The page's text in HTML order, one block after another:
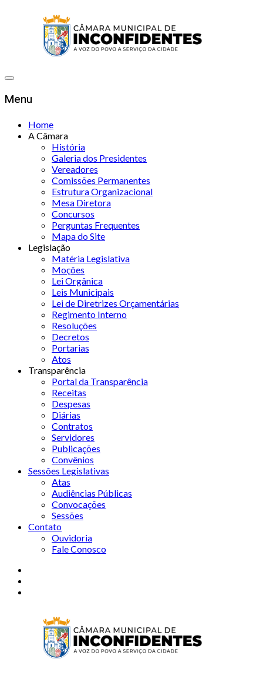
Menu
Home
A Câmara
História
Galeria dos Presidentes
Vereadores
Comissões Permanentes
Estrutura Organizacional
Mesa Diretora
Concursos
Perguntas Frequentes
Mapa do Site
Legislação
Matéria Legislativa
Moções
Lei Orgânica
Leis Municipais
Lei de Diretrizes Orçamentárias
Regimento Interno
Resoluções
Decretos
Portarias
Atos
Transparência
Portal da Transparência
Receitas
Despesas
Diárias
Contratos
Servidores
Publicações
Convênios
Sessões Legislativas
Atas
Audiências Públicas
Convocações
Sessões
Contato
Ouvidoria
Fale Conosco